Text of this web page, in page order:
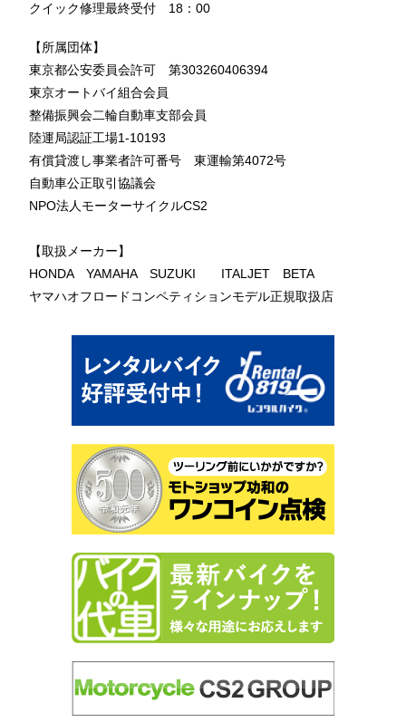
クイック修理最終受付 18：00
【所属団体】
東京都公安委員会許可 第303260406394
東京オートバイ組合会員
整備振興会二輪自動車支部会員
陸運局認証工場1-10193
有償貸渡し事業者許可番号 東運輸第4072号
自動車公正取引協議会
NPO法人モーターサイクルCS2
【取扱メーカー】
HONDA YAMAHA SUZUKI ITALJET BETA
ヤマハオフロードコンペティションモデル正規取扱店